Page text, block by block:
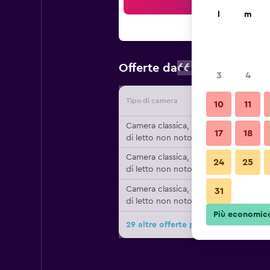
Offerte da66 € Prezzo a
Tipo di camera Fornitore
Camera classica, Tipo
di letto non noto
Camera classica, Tipo
di letto non noto
Camera classica, Tipo
di letto non noto
29 altre offerte per Hôtel La Tour
m
3 4
10 11
17 18
24 25
31
Più